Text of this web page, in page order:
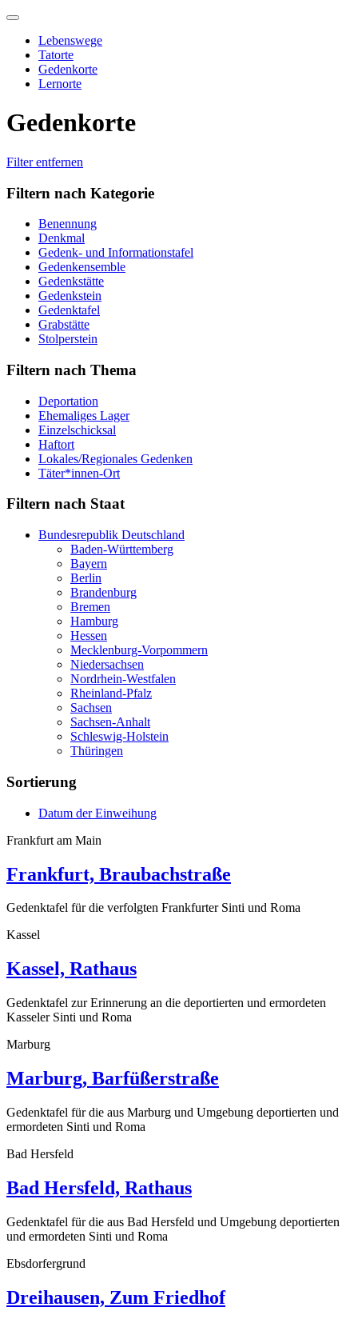
Skip
contentLebenswege
Tatorte
Gedenkorte
Lernorte
Gedenkorte
Filter entfernen
Filtern nach Kategorie
Benennung
Denkmal
Gedenk- und Informationstafel
Gedenkensemble
Gedenkstätte
Gedenkstein
Gedenktafel
Grabstätte
Stolperstein
Filtern nach Thema
Deportation
Ehemaliges Lager
Einzelschicksal
Haftort
Lokales/Regionales Gedenken
Täter*innen-Ort
Filtern nach Staat
Bundesrepublik Deutschland
Baden-Württemberg
Bayern
Berlin
Brandenburg
Bremen
Hamburg
Hessen
Mecklenburg-Vorpommern
Niedersachsen
Nordrhein-Westfalen
Rheinland-Pfalz
Sachsen
Sachsen-Anhalt
Schleswig-Holstein
Thüringen
Sortierung
Datum der Einweihung
Frankfurt am Main
Frankfurt, Braubachstraße
Gedenktafel für die verfolgten Frankfurter Sinti und Roma
Kassel
Kassel, Rathaus
Gedenktafel zur Erinnerung an die deportierten und ermordeten
Kasseler Sinti und Roma
Marburg
Marburg, Barfüßerstraße
Gedenktafel für die aus Marburg und Umgebung deportierten und
ermordeten Sinti und Roma
Bad Hersfeld
Bad Hersfeld, Rathaus
Gedenktafel für die aus Bad Hersfeld und Umgebung deportierten
und ermordeten Sinti und Roma
Ebsdorfergrund
Dreihausen, Zum Friedhof